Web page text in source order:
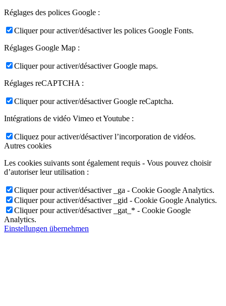
Réglages des polices Google :
Cliquer pour activer/désactiver les polices Google Fonts.
Réglages Google Map :
Cliquer pour activer/désactiver Google maps.
Réglages reCAPTCHA :
Cliquer pour activer/désactiver Google reCaptcha.
Intégrations de vidéo Vimeo et Youtube :
Cliquez pour activer/désactiver l’incorporation de vidéos.
Autres cookies
Les cookies suivants sont également requis - Vous pouvez choisir
d’autoriser leur utilisation :
Cliquer pour activer/désactiver _ga - Cookie Google Analytics.
Cliquer pour activer/désactiver _gid - Cookie Google Analytics.
Cliquer pour activer/désactiver _gat_* - Cookie Google
Analytics.
Einstellungen übernehmen